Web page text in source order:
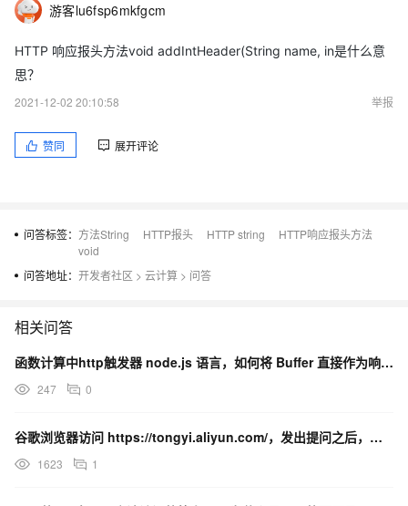
游客lu6fsp6mkfgcm
HTTP 响应报头方法void addIntHeader(String name, in是什么意
思？
2021-12-02 20:10:58
举报
赞同 展开评论
问答标签： 方法String HTTP报头 HTTP string
HTTP响应报头方法
void
问答地址： 开发者社区 > 云计算 > 问答
相关问答
函数计算中http触发器 node.js 语言，如何将 Buffer 直接作为响应返回？
247 0
谷歌浏览器访问 https://tongyi.aliyun.com/，发出提问之后，无法出现响应回答
1623 1